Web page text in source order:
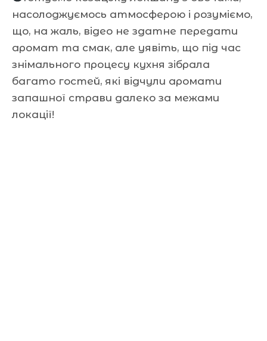
насолоджуємось атмосферою і розуміємо,
що, на жаль, відео не здатне передати
аромат та смак, але уявіть, що під час
знімального процесу кухня зібрала
багато гостей, які відчули аромати
запашної страви далеко за межами
локації!